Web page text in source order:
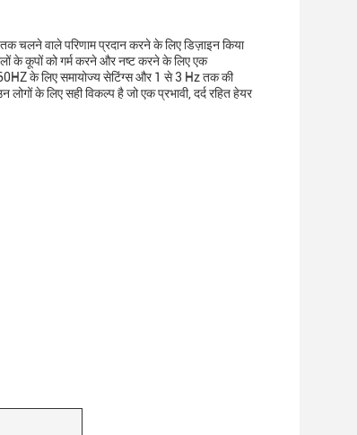
चलने वाले परिणाम प्रदान करने के लिए डिज़ाइन किया
के कूपों को गर्म करने और नष्ट करने के लिए एक
के लिए समायोज्य सेटिंग्स और 1 से 3 Hz तक की
के लिए सही विकल्प है जो एक प्रभावी, दर्द रहित हेयर